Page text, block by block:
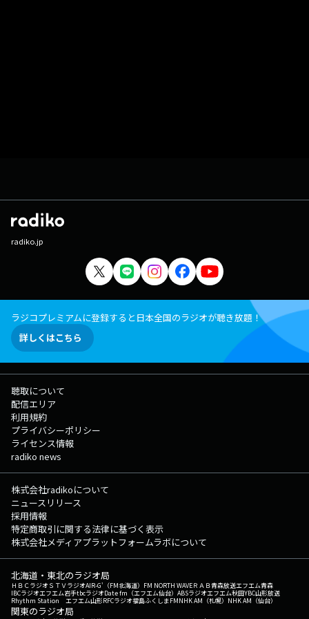
radiko.jp
ラジコプレミアムに登録すると日本全国のラジオが聴き放題！
詳しくはこちら
聴取について
配信エリア
利用規約
プライバシーポリシー
ライセンス情報
radiko news
株式会社radikoについて
ニュースリリース
採用情報
特定商取引に関する法律に基づく表示
株式会社メディアプラットフォームラボについて
北海道・東北のラジオ局
ＨＢＣラジオＳＴＶラジオAIR-G'（FM北海道） FM NORTH WAVEＲＡＢ青森放送エフエム青森
IBCラジオエフエム岩手tbcラジオDate fm（エフエム仙台） ABSラジオエフエム秋田YBC山形放送
Rhythm Station エフエム山形RFCラジオ福島ふくしまFMNHK AM（札幌） NHK AM（仙台）
関東のラジオ局